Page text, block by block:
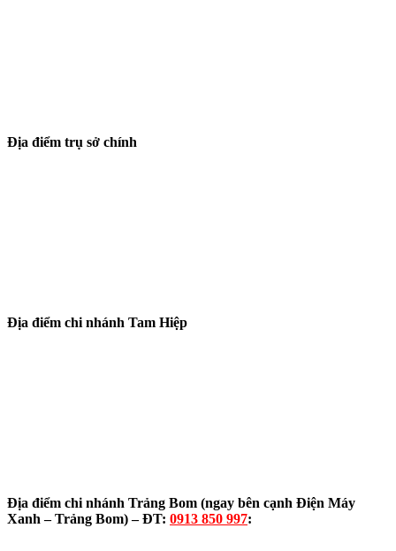
Địa điểm trụ sở chính
Địa điểm chi nhánh Tam Hiệp
Địa điểm chi nhánh Trảng Bom (ngay bên cạnh Điện Máy
Xanh – Trảng Bom) – ĐT: 0913 850 997: